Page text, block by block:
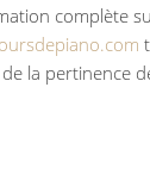
complète
de la